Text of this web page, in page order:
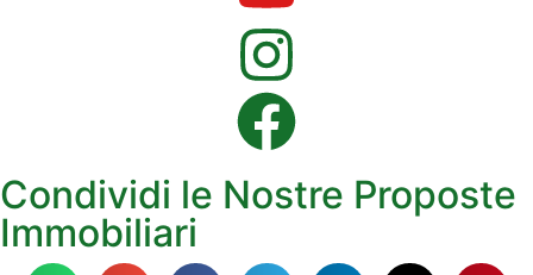
Condividi le Nostre Proposte
Immobiliari